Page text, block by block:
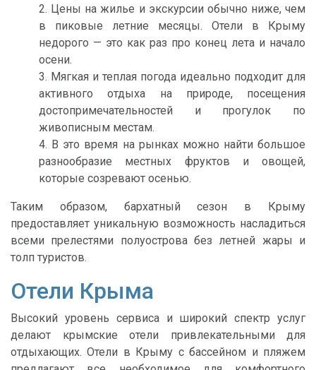
Цены на жилье и экскурсии обычно ниже, чем
в пиковые летние месяцы. Отели в Крыму
недорого — это как раз про конец лета и начало
осени.
Мягкая и теплая погода идеально подходит для
активного отдыха на природе, посещения
достопримечательностей и прогулок по
живописным местам.
В это время на рынках можно найти большое
разнообразие местных фруктов и овощей,
которые созревают осенью.
Таким образом, бархатный сезон в Крыму
предоставляет уникальную возможность насладиться
всеми прелестями полуострова без летней жары и
толп туристов.
Отели Крыма
Высокий уровень сервиса и широкий спектр услуг
делают крымские отели привлекательными для
отдыхающих. Отели в Крыму с бассейном и пляжем